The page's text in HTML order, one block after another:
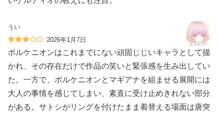
うい
2026年1月7日
ボルケニオンはこれまでにない頑固じじいキャラとして描
かれ、その存在だけで作品の笑いと緊張感を生み出してい
た。一方で、ボルケニオンとマギアナを組ませる展開には
大人の事情を感じてしまい、素直に受け止めきれない部分
がある。サトシがリングを付けたまま着替える場面は唐突